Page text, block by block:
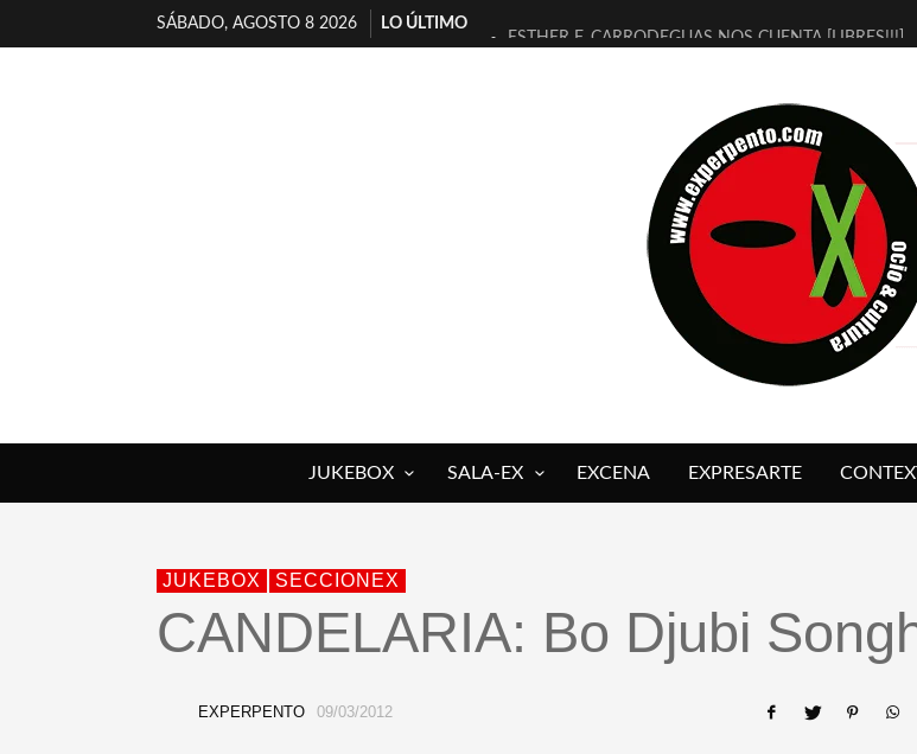
SÁBADO, AGOSTO 8 2026
LO ÚLTIMO
ESTHER F. CARRODEGUAS NOS CUENTA [LIBRES!!!]
[ELECTRA JONDA] DE JUAN GUERRERO ZAMORA
TIMBRE 4, LA ESCUELA DEL DIRECTOR TEATRAL
30 AÑOS (NO ES NADA) DE LA KATARSIS DEL
MILITARES JUDÍAS EN #EXVITA
D’BALDOMEROS REINVENTAN [BITÁCORA 3.0] EN
MARSHALL FLASH PRESENTA EN EXVITA [RELATIVA
JOFRE BARDAGÍ EN EXVITA INTERPRETANDO A
JUKEBOX SALA-EX EXCENA EXPRESARTE
JUKEBOX SECCIONEX
CANDELARIA: Bo Djubi
EXPERPENTO 09/03/2012